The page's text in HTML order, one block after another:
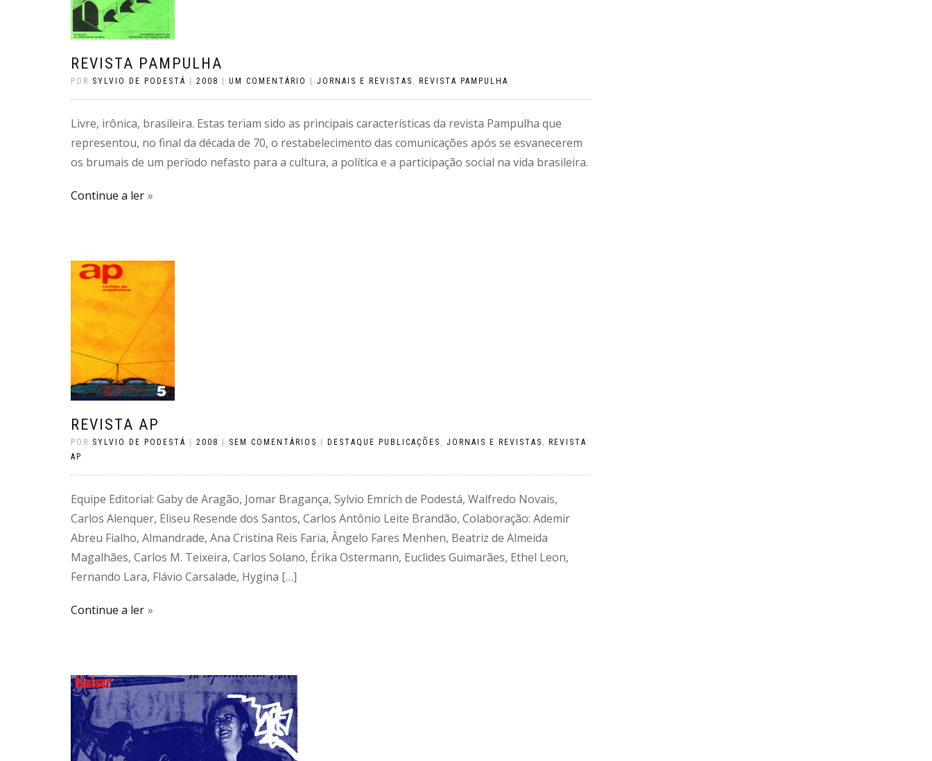
REVISTA PAMPULHA
POR SYLVIO DE PODESTÁ 2008 UM COMENTÁRIO JORNAIS E REVISTAS , REVISTA PAMPULHA
Livre, irônica, brasileira. Estas teriam sido as principais características da revista Pampulha que
representou, no final da década de 70, o restabelecimento das comunicações após se esvanecerem
os brumais de um período nefasto para a cultura, a política e a participação social na vida brasileira.
Continue a ler
REVISTA AP
POR SYLVIO DE PODESTÁ 2008 SEM COMENTÁRIOS DESTAQUE PUBLICAÇÕES , JORNAIS E REVISTAS ,
REVISTA
AP
Equipe Editorial: Gaby de Aragão, Jomar Bragança, Sylvio Emrich de Podestá, Walfredo Novais,
Carlos Alenquer, Eliseu Resende dos Santos, Carlos Antônio Leite Brandão, Colaboração: Ademir
Abreu Fialho, Almandrade, Ana Cristina Reis Faria, Ângelo Fares Menhen, Beatriz de Almeida
Magalhães, Carlos M. Teixeira, Carlos Solano, Érika Ostermann, Euclides Guimarães, Ethel Leon,
Fernando Lara, Flávio Carsalade, Hygina […]
Continue a ler